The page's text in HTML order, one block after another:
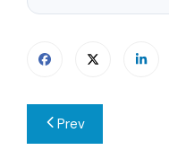
Prev